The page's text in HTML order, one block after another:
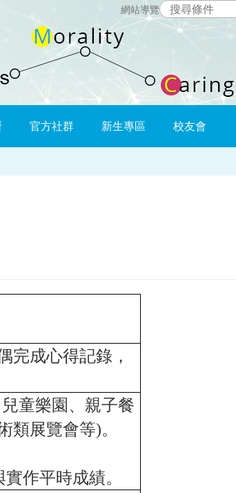
網站導覽
官方社群 新生專區 校友會
完成心得記錄，
童樂園、親子餐
類展覽會等)。
作平時成績。